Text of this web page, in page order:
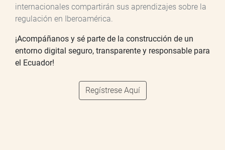
internacionales compartirán sus aprendizajes sobre la
regulación en Iberoamérica.
¡Acompáñanos y sé parte de la construcción de un
entorno digital seguro, transparente y responsable para
el Ecuador!
Regístrese Aquí